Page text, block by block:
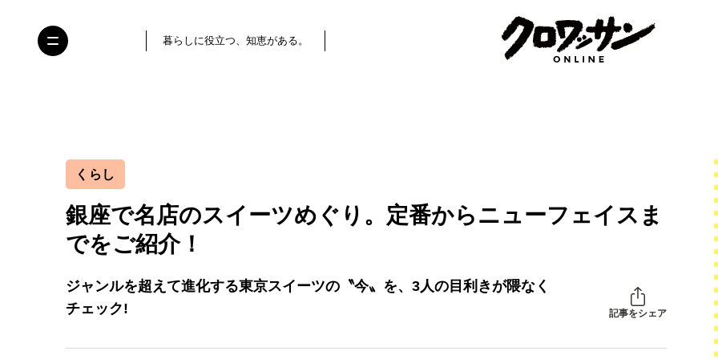
暮らしに役立つ、知恵がある。
くらし
銀座で名店のスイーツめぐり。定番からニューフェイスま
でをご紹介！
ジャンルを超えて進化する東京スイーツの〝今〟を、3人の目利きが隈なく
チェック!
記事をシェア